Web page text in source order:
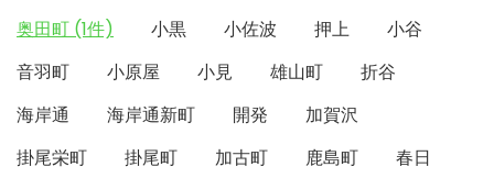
奥田町 (1件)
小黒 小佐波 押上
小谷
音羽町
小原屋 小見 雄山町
折谷
海岸通
海岸通新町 開発
加賀沢
掛尾栄町
掛尾町 加古町 鹿島町
春日